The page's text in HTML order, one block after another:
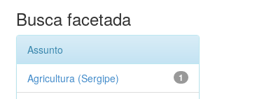
Busca facetada
Assunto
1
Agricultura (Sergipe)